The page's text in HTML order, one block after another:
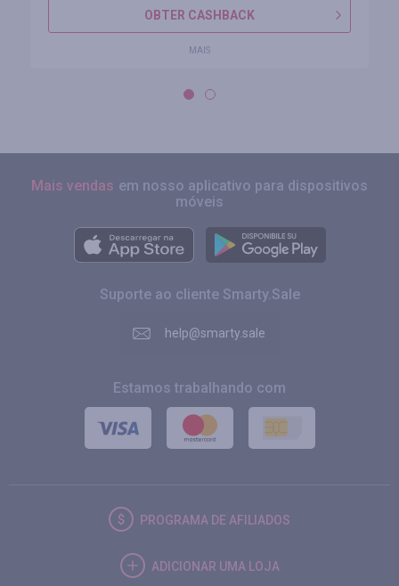
OBTER CASHBACK
MAIS
Mais vendas em nosso aplicativo para dispositivos
móveis
Suporte ao cliente Smarty.Sale
help@smarty.sale
Estamos trabalhando com
PROGRAMA DE AFILIADOS
ADICIONAR UMA LOJA